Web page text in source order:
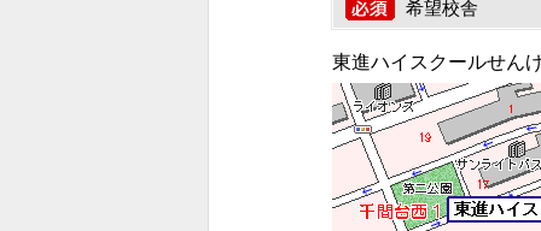
希望校舎
東進ハイスクールせん